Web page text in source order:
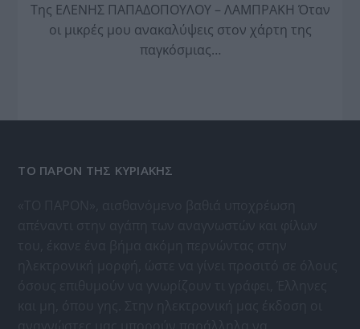
Της ΕΛΕΝΗΣ ΠΑΠΑΔΟΠΟΥΛΟΥ – ΛΑΜΠΡΑΚΗ Όταν
οι μικρές μου ανακαλύψεις στον χάρτη της
παγκόσμιας…
ΤΟ ΠΑΡΟΝ ΤΗΣ ΚΥΡΙΑΚΗΣ